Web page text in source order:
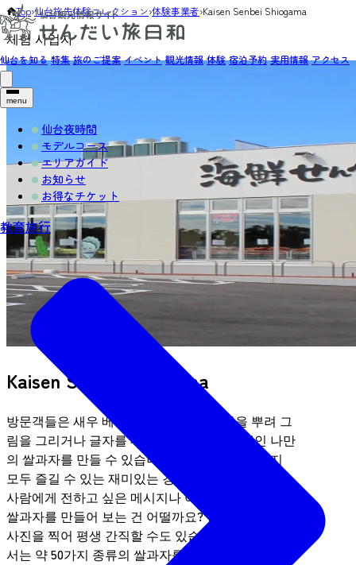
仙台を知る 特集 旅のご提案 イベント 観光情報 体験 宿泊予約 実用情報 アクセス
menu
仙台夜時間
モデルコース
エリアガイド
お知らせ
お得なチケット
教育旅行
Top›仙台旅先体験コレクション›体験事業者›Kaisen Senbei Shiogama
체험 사업자
Kaisen Senbei Shiogama
방문객들은 새우 베이스의 쌀과자에 간장을 뿌려 그
림을 그리거나 글자를 써서 세상에 단 하나뿐인 나만
의 쌀과자를 만들 수 있습니다. 아이부터 어른까지
모두 즐길 수 있는 재미있는 경험입니다. 사랑하는
사람에게 전하고 싶은 메시지나 여행의 추억을 담은
쌀과자를 만들어 보는 건 어떨까요? 완성된 쌀과자
사진을 찍어 평생 간직할 수도 있습니다. 이 가게에
서는 약 50가지 종류의 쌀과자를 판매합니다.